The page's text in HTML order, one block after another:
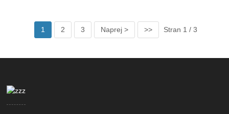
1 2 3 Naprej > >> Stran 1 / 3